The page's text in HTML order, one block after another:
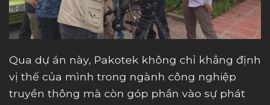
Qua dự án này, Pakotek không chỉ khẳng định
vị thế của mình trong ngành công nghiệp
truyền thông mà còn góp phần vào sự phát